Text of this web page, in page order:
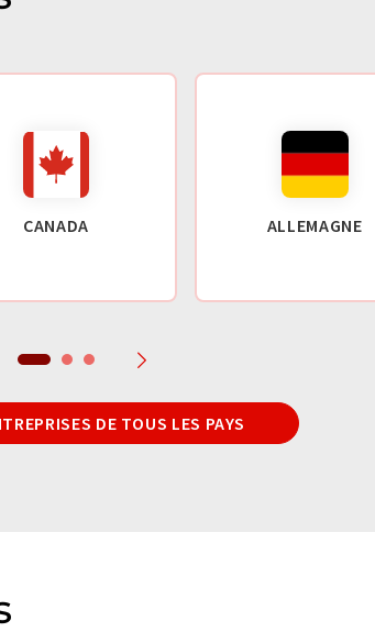
CANADA ALLEMAGNE
DE TOUS LES PAYS